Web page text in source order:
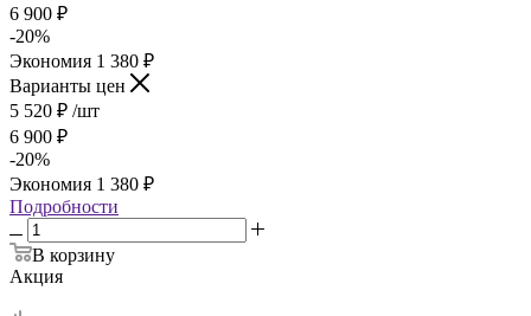
6 900 ₽
-20%
Экономия 1 380 ₽
Варианты цен
5 520 ₽ /шт
6 900 ₽
-20%
Экономия 1 380 ₽
Подробности
В корзину
Акция